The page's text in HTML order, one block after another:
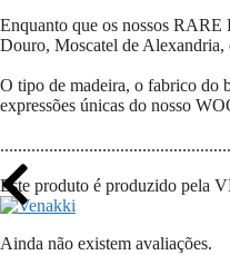
Enquanto que os nossos
Douro, Moscatel de
O tipo de madeira, o fabrico do
expressões únicas do nosso
Este produto é produzido pela
Ainda não existem avaliações.